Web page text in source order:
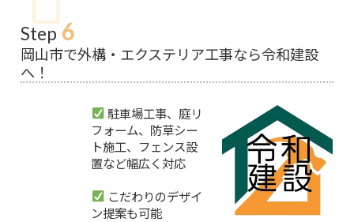
Step 6
岡山市で外構・エクステリア工事なら令和建設
へ！
駐車場工事、庭リ
フォーム、防草シー
ト施工、フェンス設
置など幅広く対応
こだわりのデザイ
ン提案も可能